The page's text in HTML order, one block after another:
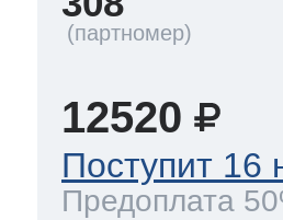
12520
Поступит 16
Предоплата